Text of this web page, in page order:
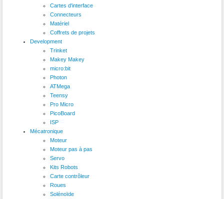
Cartes d'interface
Connecteurs
Matériel
Coffrets de projets
Development
Trinket
Makey Makey
micro:bit
Photon
ATMega
Teensy
Pro Micro
PicoBoard
ISP
Mécatronique
Moteur
Moteur pas à pas
Servo
Kits Robots
Carte contrôleur
Roues
Solénoïde